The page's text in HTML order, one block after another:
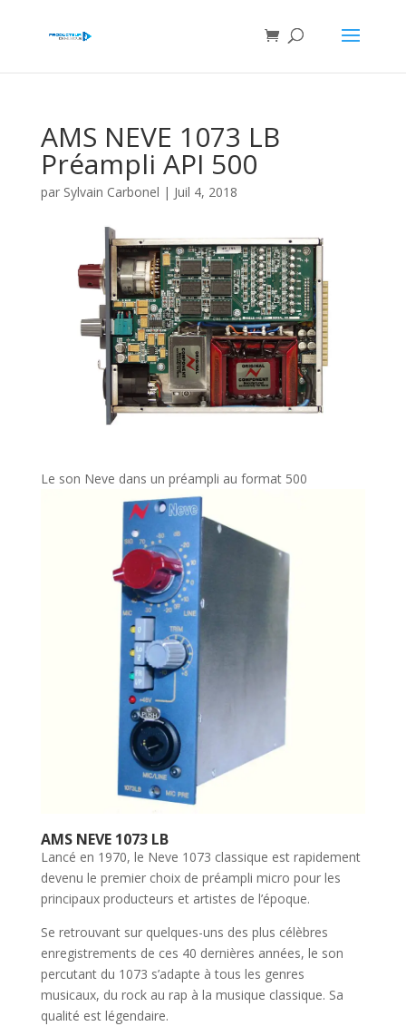
AMS NEVE 1073 LB
Préampli API 500
par Sylvain Carbonel | Juil 4, 2018
Le son Neve dans un préampli au format 500
AMS NEVE 1073 LB
Lancé en 1970, le Neve 1073 classique est rapidement
devenu le premier choix de préampli micro pour les
principaux producteurs et artistes de l’époque.
Se retrouvant sur quelques-uns des plus célèbres
enregistrements de ces 40 dernières années, le son
percutant du 1073 s’adapte à tous les genres
musicaux, du rock au rap à la musique classique. Sa
qualité est légendaire.